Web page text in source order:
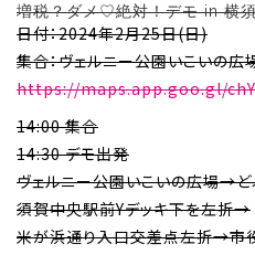
増税？ダメ♡絶対！デモ in 横
日付：2024年2月25日(日)
集合：ヴェルニー公園いこいの広
https://maps.app.goo.gl/
14:00 集合
14:30 デモ出発
ヴェルニー公園いこいの広場→
須賀中央駅前Yデッキ下を左折→
米が浜通り入口交差点左折→市